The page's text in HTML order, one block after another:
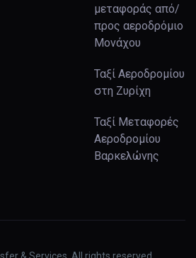
μεταφοράς από/
προς αεροδρόμιο
Μονάχου
Ταξί Αεροδρομίου
στη Ζυρίχη
Ταξί Μεταφορές
Αεροδρομίου
Βαρκελώνης